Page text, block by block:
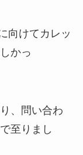
向けてカレッ
かっ
、問い合わ
至りまし